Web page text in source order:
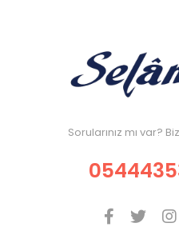
Sorularınız mı var?